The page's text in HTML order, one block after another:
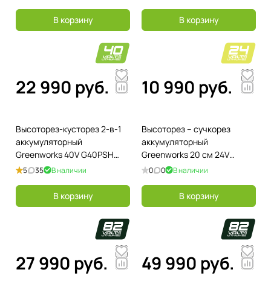
В корзину В корзину
22 990 руб.
Высоторез-кусторез 2-в-1
аккумуляторный
Greenworks 40V G40PSH
1303907, бесщеточный, без
5 35 В наличии
В корзину
10 990 руб.
Высоторез – сучкорез
аккумуляторный
Greenworks 20 см 24V
G24PS201 1402607, без АКБ
0 0 В наличии
В корзину
27 990 руб. 49 990 руб.